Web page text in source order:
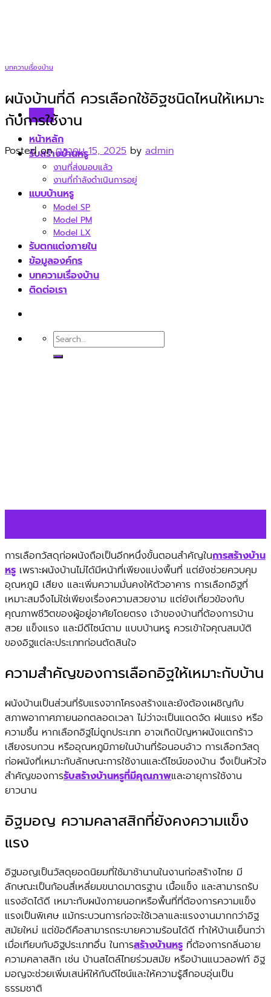
Menu
หน้าหลัก
รับสร้างบ้านหรู
งานที่ส่งมอบแล้ว
งานที่กำลังดำเนินการอยู่
แบบบ้านหรู
Model SP
Model PM
Model LX
รับตกแต่งภายใน
ข้อมูลองค์กร
บทความเรื่องบ้าน
ติดต่อเรา
บทความเรื่องบ้าน
ผนังบ้านที่ดี ควรเลือกใช้อิฐชนิดไหนให้เหมาะ
กับการใช้งาน
Posted onตุลาคม 15, 2025 by admin
การเลือกวัสดุก่อผนังถือเป็นอีกหนึ่งขั้นตอนสำคัญในการสร้างบ้าน
หรู เพราะผนังบ้านไม่ได้มีหน้าที่เพียงแบ่งพื้นที่ แต่ยังช่วยควบคุม
อุณหภูมิ เสียง และเพิ่มความมั่นคงให้ตัวอาคาร การเลือกอิฐที่
เหมาะสมจึงไม่ใช่เพียงเรื่องความสวยงาม แต่ยังเกี่ยวข้องกับ
คุณภาพชีวิตของผู้อยู่อาศัยโดยตรง เจ้าของบ้านที่ต้องการบ้าน
สวย แข็งแรง และมีดีไซน์ตาม แบบบ้านหรู ควรเข้าใจคุณสมบัติ
ของอิฐแต่ละประเภทก่อนตัดสินใจ
ความสำคัญของการเลือกอิฐให้เหมาะกับบ้าน
ผนังบ้านเป็นส่วนที่รับแรงจากโครงสร้างและยังต้องเผชิญกับ
สภาพอากาศภายนอกตลอดเวลา ไม่ว่าจะเป็นแดดจัด ฝนแรง หรือ
ความชื้น หากเลือกอิฐไม่ถูกประเภท อาจเกิดปัญหาผนังแตกร้าว
เสียงรบกวน หรืออุณหภูมิภายในบ้านที่ร้อนอบอ้าว การเลือกวัสดุ
ก่อผนังที่เหมาะกับลักษณะการใช้งานและดีไซน์ของบ้าน จึงเป็นหัวใจ
สำคัญของการรับสร้างบ้านหรูที่มีคุณภาพและอายุการใช้งาน
ยาวนาน
อิฐมอญ ความคลาสสิกที่ยังคงความแข็ง
แรง
อิฐมอญเป็นวัสดุยอดนิยมที่ใช้มาช้านานในงานก่อสร้างไทย มี
ลักษณะเป็นก้อนสี่เหลี่ยมขนาดมาตรฐาน เนื้อแข็ง และสามารถรับ
แรงอัดได้ดี เหมาะกับผนังภายนอกหรือพื้นที่ที่ต้องการความแข็ง
แรงเป็นพิเศษ แม้กระบวนการก่อจะใช้เวลาและแรงงานมากกว่าอิฐ
สมัยใหม่ แต่ข้อดีคือสามารถระบายความร้อนได้ดี ทำให้บ้านเย็นกว่า
เมื่อเทียบกับอิฐประเภทอื่น ในการสร้างบ้านหรู ที่ต้องการกลิ่นอาย
ความคลาสสิก เช่น บ้านสไตล์ไทยร่วมสมัย หรือบ้านแนวลอฟท์ อิฐ
มอญจะช่วยเพิ่มเสน่ห์ให้กับดีไซน์และให้ความรู้สึกอบอุ่นเป็น
ธรรมชาติ